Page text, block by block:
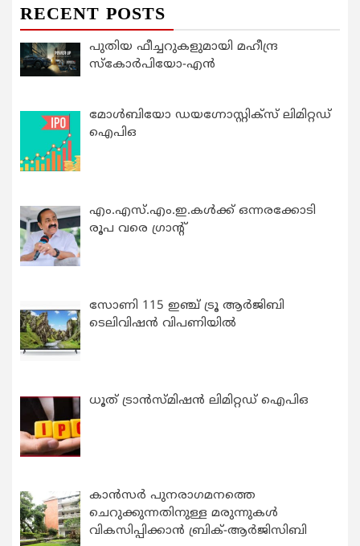
RECENT POSTS
പുതിയ ഫീച്ചറുകളുമായി മഹീന്ദ്ര
സ്കോർപിയോ-എൻ
മോൾബിയോ ഡയഗ്നോസ്റ്റിക്സ് ലിമിറ്റഡ്
ഐപിഒ
എം.എസ്.എം.ഇ.കൾക്ക് ഒന്നരക്കോടി
രൂപ വരെ ഗ്രാന്റ്
സോണി 115 ഇഞ്ച് ട്രൂ ആർജിബി
ടെലിവിഷൻ വിപണിയിൽ
ധൂത് ട്രാൻസ്മിഷൻ ലിമിറ്റഡ് ഐപിഒ
കാന്‍സര്‍ പുനരാഗമനത്തെ
ചെറുക്കുന്നതിനുള്ള മരുന്നുകള്‍
വികസിപ്പിക്കാന്‍ ബ്രിക്-ആര്‍ജിസിബി